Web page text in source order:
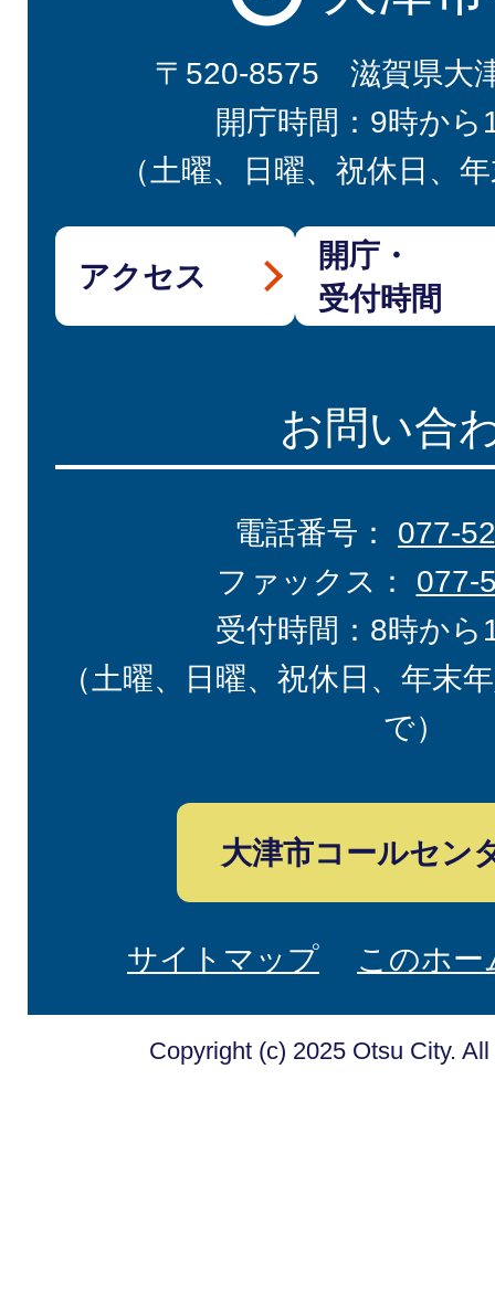
〒520-8575 滋賀県大
開庁時間：9時から
（土曜、日曜、祝休日、
アクセス
開庁・
受付時間
お問い合
電話番号： 077-
ファックス： 077-
受付時間：8時から
（土曜、日曜、祝休日、年末
で）
大津市コールセン
サイトマップ このホ
Copyright (c) 2025 Otsu City.